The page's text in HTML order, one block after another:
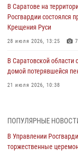
В Саратове на
Росгвардии
Крещения Руси
28 июля 2026, 13:25 7
В Саратовской области
домой потерявшейся
21 июля 2026, 10:38
вневедомственной
автомобилей для
работы и
ПОПУЛЯРНЫЕ
В Управлении
торжественные